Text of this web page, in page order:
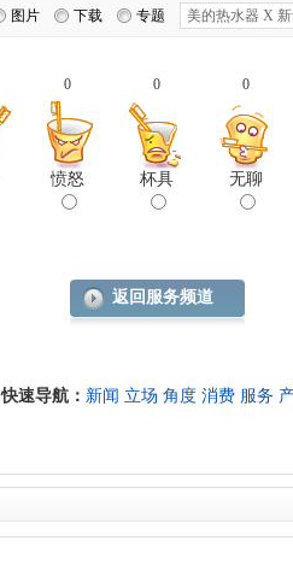
图片 下载 专题
0
愤怒
0
杯具
0
无聊
返回服务频道
快速导航： 新闻 立场 角度 消费 服务